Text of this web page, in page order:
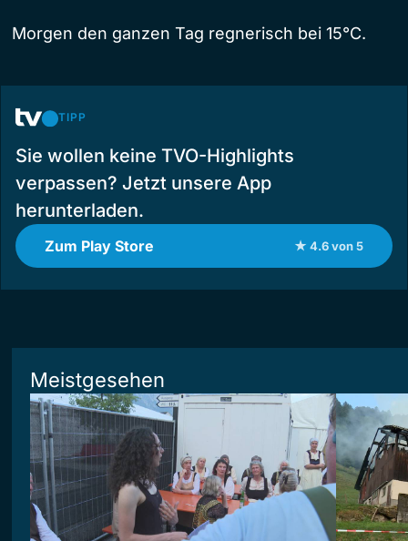
Morgen den ganzen Tag regnerisch bei 15°C.
TIPP
Sie wollen keine TVO-Highlights
verpassen? Jetzt unsere App
herunterladen.
Zum Play Store ★ 4.6 von 5
Meistgesehen